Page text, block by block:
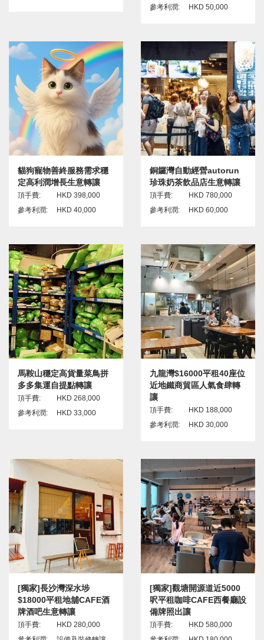
參考利潤:
HKD 50,000
貓狗寵物善終服務需求穩
定高利潤增長生意轉讓
頂手費:
HKD 398,000
參考利潤:
HKD 40,000
銅鑼灣自動經營autorun
珍珠奶茶飲品店生意轉讓
頂手費:
HKD 780,000
參考利潤:
HKD 60,000
馬鞍山穩定高貨量菜鳥拼
多多集運自提點轉讓
頂手費:
HKD 268,000
參考利潤:
HKD 33,000
九龍灣$16000平租40座位
近地鐵商貿區人氣食肆轉
讓
頂手費:
HKD 188,000
參考利潤:
HKD 30,000
[獨家]長沙灣深水埗
$18000平租地舖CAFE酒
牌酒吧生意轉讓
頂手費:
HKD 280,000
[獨家]觀塘開源道近5000
呎平租咖啡CAFE西餐廳設
備牌照出讓
頂手費:
HKD 580,000